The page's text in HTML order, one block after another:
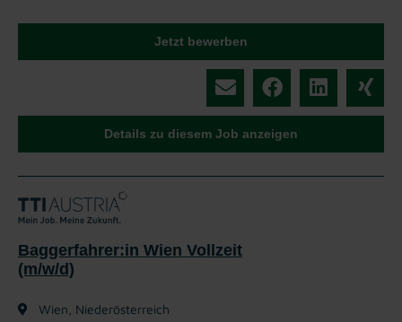
Jetzt bewerben
Details zu diesem Job anzeigen
Baggerfahrer:in Wien Vollzeit
(m/w/d)
Wien, Niederösterreich